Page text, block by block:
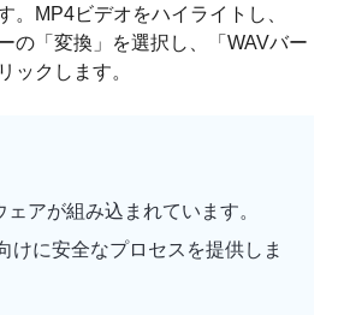
。MP4ビデオをハイライトし、
の「変換」を選択し、「WAVバー
ックします。
アが組み込まれています。
けに安全なプロセスを提供しま